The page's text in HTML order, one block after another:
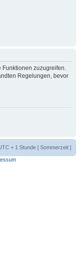
Funktionen zuzugreifen.
Regelungen, bevor
+ 1 Stunde [ Sommerzeit ]